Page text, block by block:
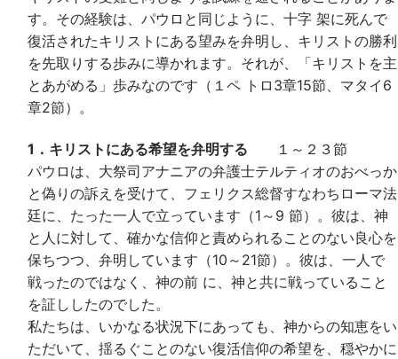
す。その経験は、パウロと同じように、十字 架に死んで
復活されたキリストにある望みを弁明し、キリストの勝利
を先取りする歩みに導かれます。それが、「キリストを主
とあがめる」歩みなのです（１ペ トロ3章15節、マタイ6
章2節）。
1．キリストにある希望を弁明する １～２３節
パウロは、大祭司アナニアの弁護士テルティオのおべっか
と偽りの訴えを受けて、フェリクス総督すなわちローマ法
廷に、たった一人で立っています（1～9 節）。彼は、神
と人に対して、確かな信仰と責められることのない良心を
保ちつつ、弁明しています（10～21節）。彼は、一人で
戦ったのではなく、神の前 に、神と共に戦っていること
を証ししたのでした。
私たちは、いかなる状況下にあっても、神からの知恵をい
ただいて、揺るぐことのない復活信仰の希望を、穏やかに